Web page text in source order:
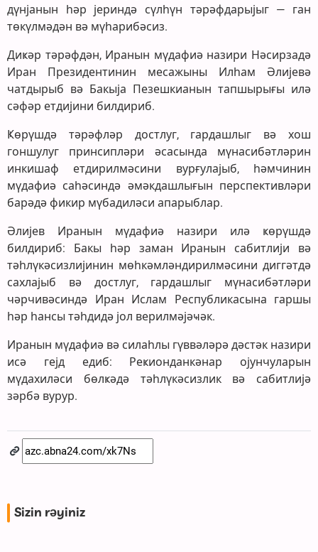
дүнјанын һәр јериндә сүлһүн тәрәфдарыјыг — ган
төкүлмәдән вә мүһарибәсиз.
Диҝәр тәрәфдән, Иранын мүдафиә назири Нәсирзадә
Иран Президентинин месажыны Илһам Әлијевә
чатдырыб вә Бакыја Пезешкианын тапшырығы илә
сәфәр етдијини билдириб.
Ҝөрүшдә тәрәфләр достлуг, гардашлыг вә хош
гоншулуг принсипләри әсасында мүнасибәтләрин
инкишаф етдирилмәсини вурғулајыб, һәмчинин
мүдафиә саһәсиндә әмәкдашлығын перспективләри
барәдә фикир мүбадиләси апарыблар.
Әлијев Иранын мүдафиә назири илә ҝөрүшдә
билдириб: Бакы һәр заман Иранын сабитлији вә
тәһлүкәсизлијинин мөһкәмләндирилмәсини диггәтдә
сахлајыб вә достлуг, гардашлыг мүнасибәтләри
чәрчивәсиндә Иран Ислам Республикасына гаршы
һәр һансы тәһдидә јол верилмәјәҹәк.
Иранын мүдафиә вә силаһлы гүввәләрә дәстәк назири
исә гејд едиб: Реҝионданкәнар ојунчуларын
мүдахиләси бөлҝәдә тәһлүкәсизлик вә сабитлијә
зәрбә вурур.
Sizin rəyiniz